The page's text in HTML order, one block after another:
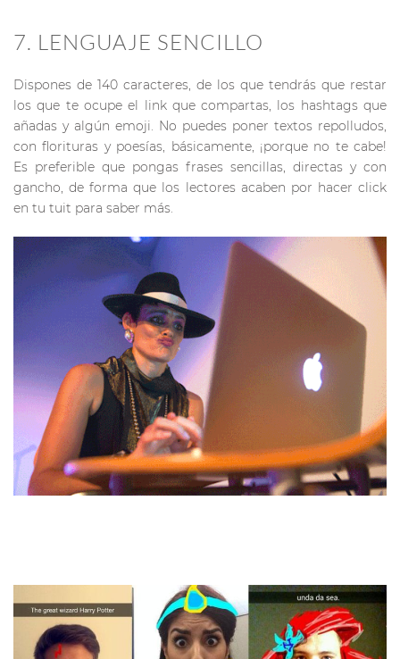
7. LENGUAJE SENCILLO
Dispones de 140 caracteres, de los que tendrás que restar
los que te ocupe el link que compartas, los hashtags que
añadas y algún emoji. No puedes poner textos repolludos,
con florituras y poesías, básicamente, ¡porque no te cabe!
Es preferible que pongas frases sencillas, directas y con
gancho, de forma que los lectores acaben por hacer click
en tu tuit para saber más.